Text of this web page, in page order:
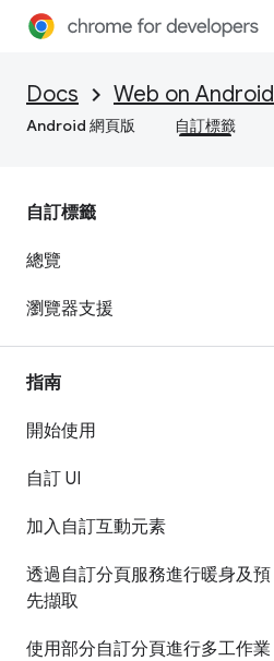
Docs Web on Android
Android 網頁版 自訂標籤
自訂標籤
總覽
瀏覽器支援
指南
開始使用
自訂 UI
加入自訂互動元素
透過自訂分頁服務進行暖身及預
先擷取
使用部分自訂分頁進行多工作業